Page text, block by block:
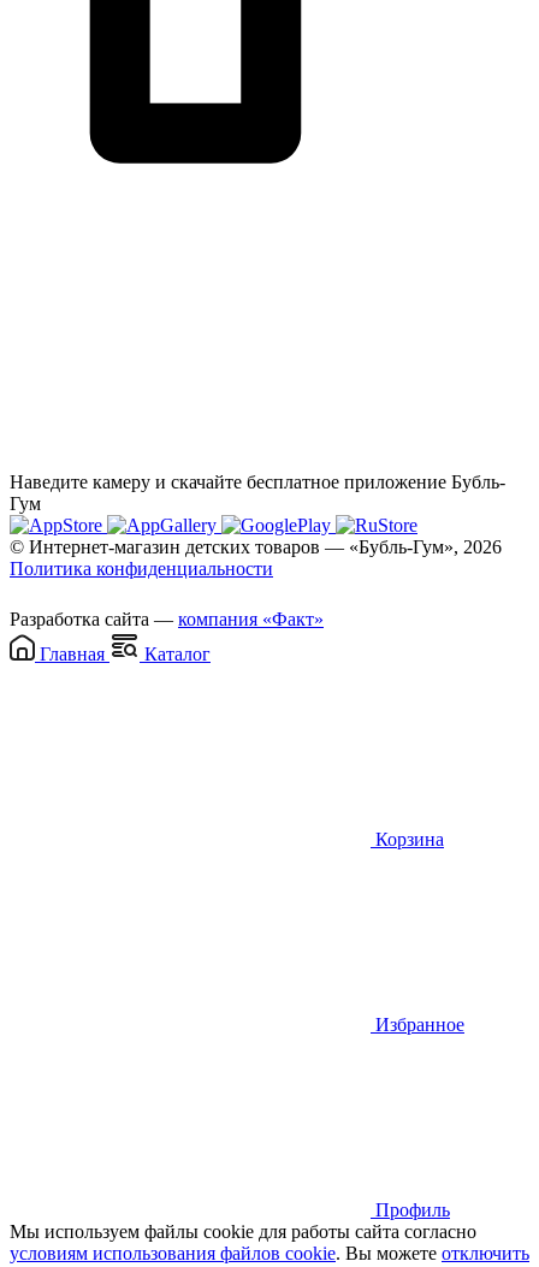
Наведите камеру и скачайте бесплатное приложение Бубль-
Гум
© Интернет-магазин детских товаров — «Бубль-Гум», 2026
Политика конфиденциальности
Разработка сайта — компания «Факт»
Главная
Каталог
Корзина
Избранное
Профиль
Мы используем файлы cookie для работы сайта согласно
условиям использования файлов cookie. Вы можете отключить